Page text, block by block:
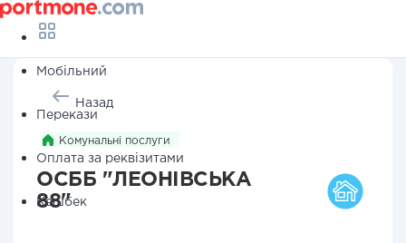
Мобільний
Перекази
Оплата за реквізитами
Кешбек
Назад
Комунальні послуги
ОСББ "ЛЕОНІВСЬКА
88"